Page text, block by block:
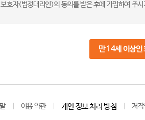
호자(법정대리인)의 동의를 받은 후에 가입하여 주
만 14세 이상인
이용 약관 개인 정보 처리 방침 저